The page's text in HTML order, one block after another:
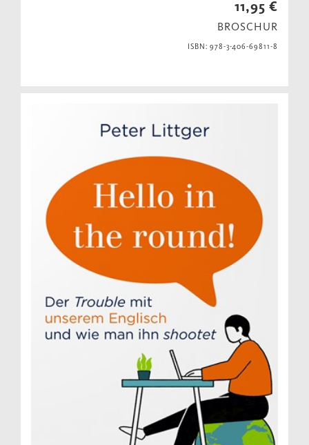
11,95 €
BROSCHUR
ISBN: 978-3-406-69811-8